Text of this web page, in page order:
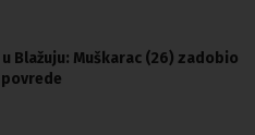
Blažuju: Muškarac (26) zadobio